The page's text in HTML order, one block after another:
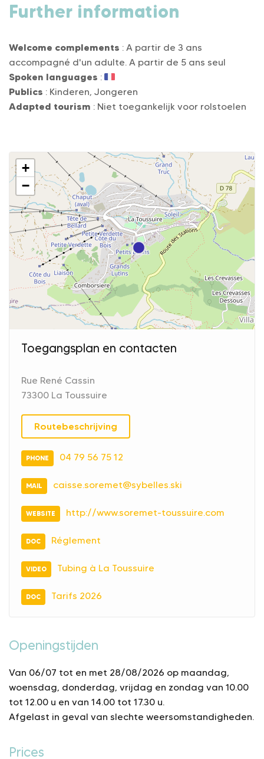
Further information
Welcome complements : A partir de 3 ans
accompagné d'un adulte. A partir de 5 ans seul
Spoken languages :
Publics : Kinderen, Jongeren
Adapted tourism : Niet toegankelijk voor rolstoelen
+
−
Toegangsplan en contacten
Rue René Cassin
73300 La Toussuire
Routebeschrijving
PHONE 04 79 56 75 12
MAIL caisse.soremet@sybelles.ski
WEBSITE http://www.soremet-toussuire.com
DOC Réglement
VIDEO Tubing à La Toussuire
DOC Tarifs 2026
Openingstijden
Van 06/07 tot en met 28/08/2026 op maandag,
woensdag, donderdag, vrijdag en zondag van 10.00
tot 12.00 u en van 14.00 tot 17.30 u.
Afgelast in geval van slechte weersomstandigheden.
Prices